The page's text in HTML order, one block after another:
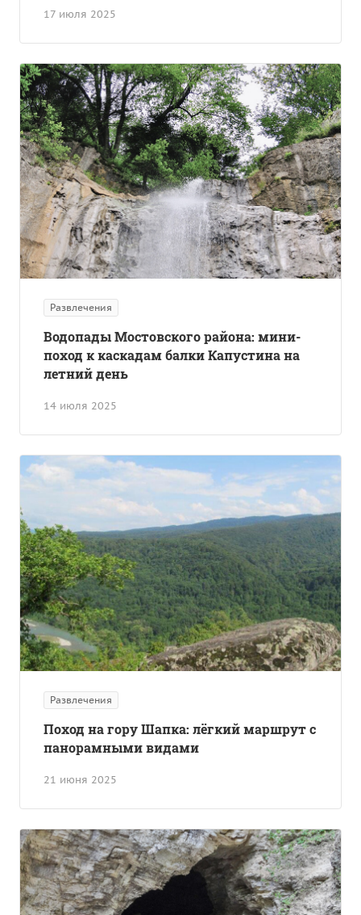
17 июля 2025
Развлечения
14 июля 2025
Водопады Мостовского района: мини-
поход к каскадам балки Капустина на
летний день
Развлечения
21 июня 2025
Поход на гору Шапка: лёгкий маршрут с
панорамными видами